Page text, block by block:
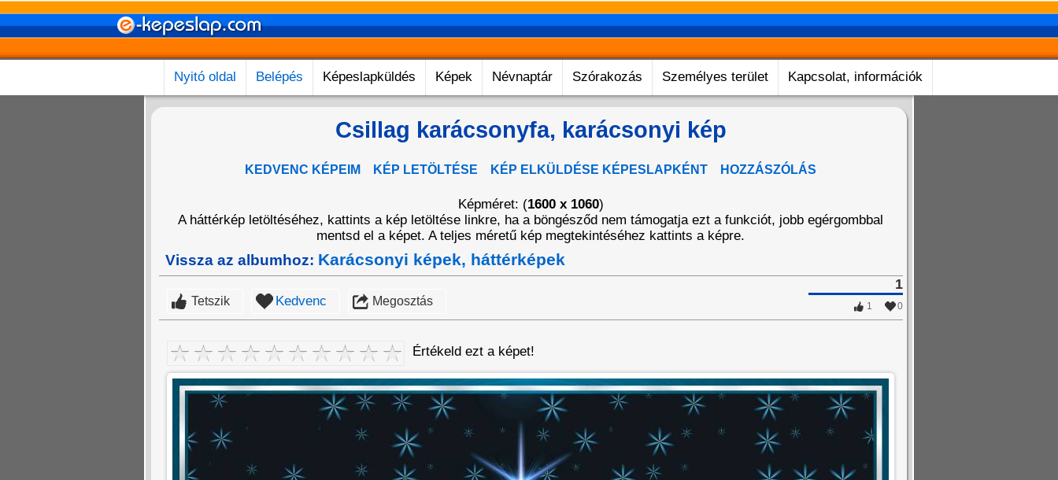
Nyitó oldal Belépés Képeslapküldés Képek Névnaptár Szórakozás Személyes terület Kapcsolat, információk
Csillag karácsonyfa, karácsonyi kép
KEDVENC KÉPEIM KÉP LETÖLTÉSE KÉP ELKÜLDÉSE KÉPESLAPKÉNT HOZZÁSZÓLÁS
Képméret: (1600 x 1060)
A háttérkép letöltéséhez, kattints a kép letöltése linkre, ha a böngésződ nem támogatja ezt a funkciót, jobb egérgombbal
mentsd el a képet. A teljes méretű kép megtekintéséhez kattints a képre.
Vissza az albumhoz: Karácsonyi képek, háttérképek
Tetszik Kedvenc Megosztás
1
0
1
Értékeld ezt a képet!